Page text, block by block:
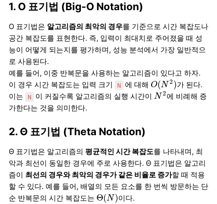
1. O 표기법 (Big-O Notation)
O 표기법은 알고리즘의 최악의 경우를 기준으로 시간 복잡도나
공간 복잡도를 표현한다. 즉, 입력이 최대치로 주어졌을 때 성
능이 어떻게 되는지를 평가하며, 성능 분석에서 가장 일반적으
로 사용된다.
예를 들어, 이중 반복문을 사용하는 알고리즘이 있다고 하자.
이 경우 시간 복잡도는 입력 크기
N 에 대해 O(N 2)
O(N2)가 된다.
이는
N 이 커질수록 알고리즘의 실행 시간이 N 2
N2에 비례해 증
가한다는 것을 의미한다.
2. Θ 표기법 (Theta Notation)
Θ 표기법은 알고리즘의 평균적인 시간 복잡도를 나타내며, 최
악과 최선이 동일한 경우에 주로 사용한다. Θ 표기법은 알고리
즘이 최선의 경우와 최악의 경우가 같은 비율로 증가할 때 적용
할 수 있다. 예를 들어, 배열의 모든 요소를 한 번씩 방문하는 단
순 반복문의 시간 복잡도는 Θ(N)
Θ(N) 이다.